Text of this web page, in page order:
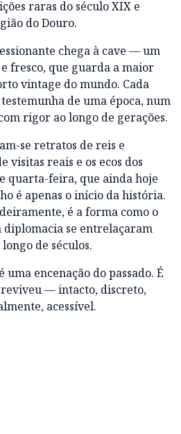
raras do século XIX e
do Douro.
chega à cave — um
fresco, que guarda a maior
vintage do mundo. Cada
de uma época, num
rigor ao longo de gerações.
se retratos de reis e
visitas reais e os ecos dos
quarta-feira, que ainda hoje
é apenas o início da história.
é a forma como o
diplomacia se entrelaçaram
de séculos.
encenação do passado. É
— intacto, discreto,
acessível.